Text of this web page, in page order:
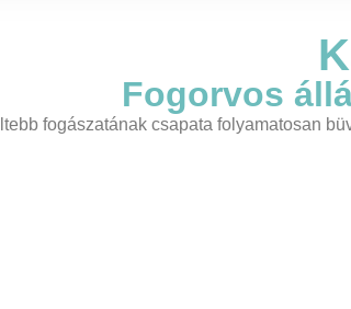
Fogorvos
fogászatának csapata folyamatosan